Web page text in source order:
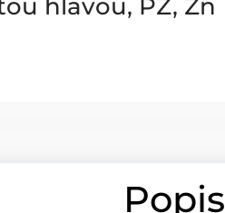
hlavou, PZ, Zn
Popis